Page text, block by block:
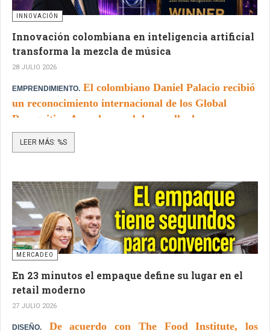
INNOVACIÓN
Innovación colombiana en inteligencia artificial
transforma la mezcla de música
28 JULIO 2026
EMPRENDIMIENTO. El colombiano Daniel Palacio recibió
un reconocimiento internacional de los Global
Recognition Awards por el desarrollo de
MixingMusic.ai, una plataforma que utiliza
inteligencia artificial aplicada a la producción
LEER MÁS: %S
MERCADEO
En 23 minutos el empaque define su lugar en el
retail moderno
27 JULIO 2026
DISEÑO.
De acuerdo con The Food Institute, los